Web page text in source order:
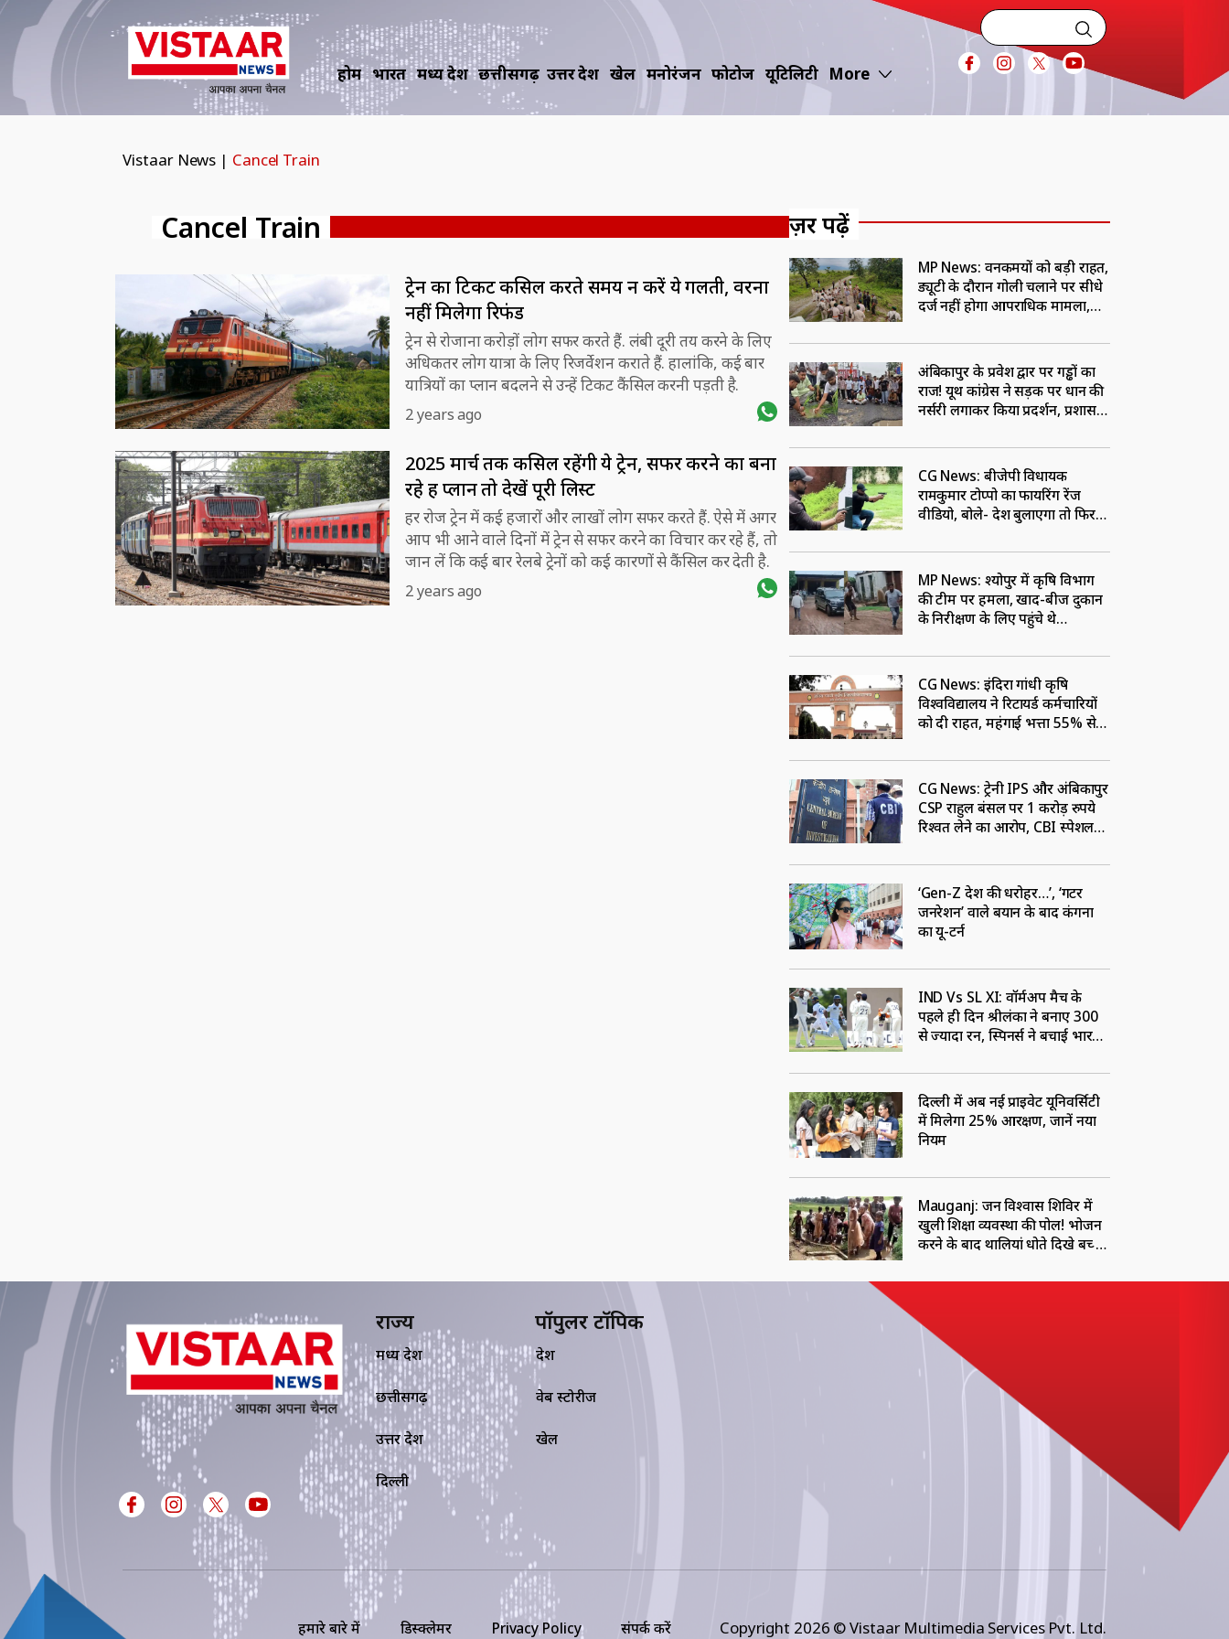
होम भारत मध्य प्रदेश छत्तीसगढ़ उत्तर प्रदेश खेल मनोरंजन फोटोज यूटिलिटी More
Vistaar News | Cancel Train
Cancel Train
ट्रेन का टिकट कैंसिल करते समय न करें ये गलती, वरना
नहीं मिलेगा रिफंड
ट्रेन से रोजाना करोड़ों लोग सफर करते हैं. लंबी दूरी तय करने के लिए
अधिकतर लोग यात्रा के लिए रिजर्वेशन कराते हैं. हालांकि, कई बार
यात्रियों का प्लान बदलने से उन्हें टिकट कैंसिल करनी पड़ती है.
2 years ago
2025 मार्च तक कैंसिल रहेंगी ये ट्रेन, सफर करने का बना
रहे हैं प्लान तो देखें पूरी लिस्ट
हर रोज ट्रेन में कई हजारों और लाखों लोग सफर करते हैं. ऐसे में अगर
आप भी आने वाले दिनों में ट्रेन से सफर करने का विचार कर रहे हैं, तो
जान लें कि कई बार रेलबे ट्रेनों को कई कारणों से कैंसिल कर देती है.
2 years ago
ज़रूर पढ़ें
MP News: वनकर्मियों को बड़ी राहत,
ड्यूटी के दौरान गोली चलाने पर सीधे
दर्ज नहीं होगा आपराधिक मामला,
अंबिकापुर के प्रवेश द्वार पर गड्ढों का
राज! यूथ कांग्रेस ने सड़क पर धान की
नर्सरी लगाकर किया प्रदर्शन, प्रशासन
CG News: बीजेपी विधायक
रामकुमार टोप्पो का फायरिंग रेंज
वीडियो, बोले- देश बुलाएगा तो फिर
MP News: श्‍योपुर में कृषि विभाग
की टीम पर हमला, खाद-बीज दुकान
के निरीक्षण के लिए पहुंचे थे
CG News: इंदिरा गांधी कृषि
विश्वविद्यालय ने रिटायर्ड कर्मचारियों
को दी राहत, महंगाई भत्ता 55% से
CG News: ट्रेनी IPS और अंबिकापुर
CSP राहुल बंसल पर 1 करोड़ रुपये
रिश्वत लेने का आरोप, CBI स्पेशल
‘Gen-Z देश की धरोहर…’, ‘गटर
जनरेशन’ वाले बयान के बाद कंगना
का यू-टर्न
IND Vs SL XI: वॉर्मअप मैच के
पहले ही दिन श्रीलंका ने बनाए 300
से ज्यादा रन, स्पिनर्स ने बचाई भारत
दिल्ली में अब नई प्राइवेट यूनिवर्सिटी
में मिलेगा 25% आरक्षण, जानें नया
नियम
Mauganj: जन विश्वास शिविर में
खुली शिक्षा व्यवस्था की पोल! भोजन
करने के बाद थालियां धोते दिखे बच्चे,
राज्य
मध्य प्रदेश
छत्तीसगढ़
उत्तर प्रदेश
दिल्ली
पॉपुलर टॉपिक
देश
वेब स्टोरीज
खेल
हमारे बारे में डिस्क्लेमर Privacy Policy संपर्क करें Copyright 2026 © Vistaar Multimedia Services Pvt. Ltd.